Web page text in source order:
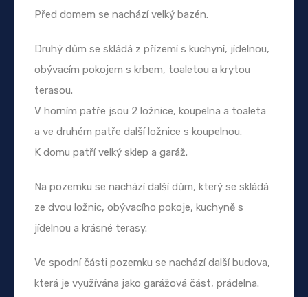
Před domem se nachází velký bazén.
Druhý dům se skládá z přízemí s kuchyní, jídelnou,
obývacím pokojem s krbem, toaletou a krytou
terasou.
V horním patře jsou 2 ložnice, koupelna a toaleta
a ve druhém patře další ložnice s koupelnou.
K domu patří velký sklep a garáž.
Na pozemku se nachází další dům, který se skládá
ze dvou ložnic, obývacího pokoje, kuchyně s
jídelnou a krásné terasy.
Ve spodní části pozemku se nachází další budova,
která je využívána jako garážová část, prádelna.